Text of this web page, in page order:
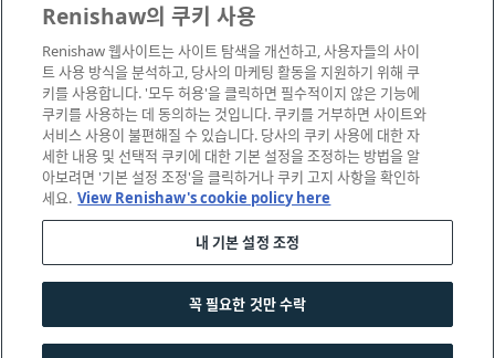
Renishaw에서 참석하는 이벤트
© 2001-2026 Renishaw plc. All rights reserved.
고객 상담|법률 및 규정 준수|운영체제|개인 정보 보호|
Renishaw의 쿠키 사용
Renishaw 웹사이트는 사이트 탐색을 개선하고, 사용자들의 사이
트 사용 방식을 분석하고, 당사의 마케팅 활동을 지원하기 위해 쿠
키를 사용합니다. '모두 허용'을 클릭하면 필수적이지 않은 기능에
쿠키를 사용하는 데 동의하는 것입니다. 쿠키를 거부하면 사이트와
서비스 사용이 불편해질 수 있습니다. 당사의 쿠키 사용에 대한 자
세한 내용 및 선택적 쿠키에 대한 기본 설정을 조정하는 방법을 알
아보려면 '기본 설정 조정'을 클릭하거나 쿠키 고지 사항을 확인하
세요. View Renishaw's cookie policy here
내 기본 설정 조정
꼭 필요한 것만 수락